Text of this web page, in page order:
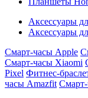
Аксессуары
Аксессуары
Смарт-часы Apple
Смарт-часы Xiaomi
Pixel Фитнес-
часы Amazfit